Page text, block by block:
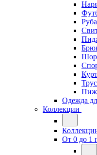
Одежда
Коллекции
От 0 до 1